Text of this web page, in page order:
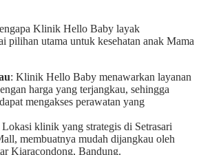
Klinik Hello Baby layak
pilihan utama untuk kesehatan anak Mama
: Klinik Hello Baby menawarkan layanan
harga yang terjangkau, sehingga
mengakses perawatan yang
Lokasi klinik yang strategis di Setrasari
membuatnya mudah dijangkau oleh
Kiaracondong, Bandung.